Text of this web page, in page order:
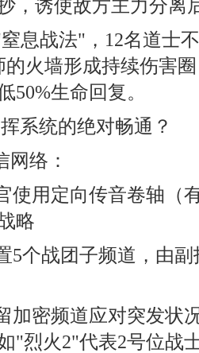
，诱使敌方主力分离
息战法"，12名道士
火墙形成持续伤害
50%生命回复。
系统的绝对畅通？
网络：
使用定向传音卷轴（
略
5个战团子频道，由
加密频道应对突发状
"烈火2"代表2号位战